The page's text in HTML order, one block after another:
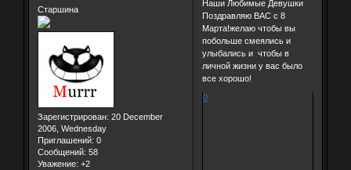
Старшина
Зарегистрирован: 20 December
2006, Wednesday
Приглашений: 0
Сообщений: 58
Уважение: +2
Наши Любимые Девушки
Поздравляю ВАС с 8
Марта!желаю чтобы вы
побольше смеялись и
улыбались и чтобы в
личной жизни у вас было
все хорошо!
0